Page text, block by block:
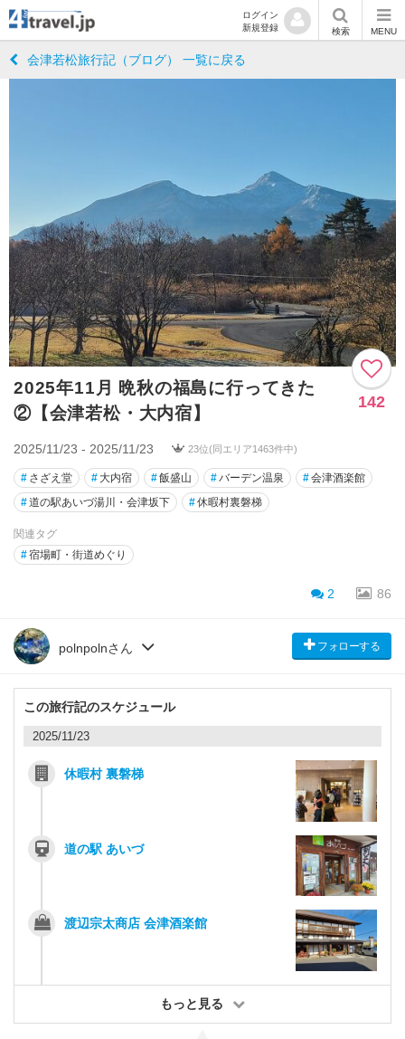
ログイン
新規登録
検索 MENU
会津若松旅行記（ブログ） 一覧に戻る
2025年11月 晩秋の福島に行ってきた
②【会津若松・大内宿】
142
2025/11/23 - 2025/11/23 23位(同エリア1463件中)
# さざえ堂 # 大内宿 #飯盛山 #バーデン温泉 #会津酒楽館
#道の駅あいづ湯川・会津坂下 #休暇村裏磐梯
関連タグ
#宿場町・街道めぐり
2 86
polnpolnさん フォローする
この旅行記のスケジュール
2025/11/23
休暇村 裏磐梯
道の駅 あいづ
渡辺宗太商店 会津酒楽館
もっと見る